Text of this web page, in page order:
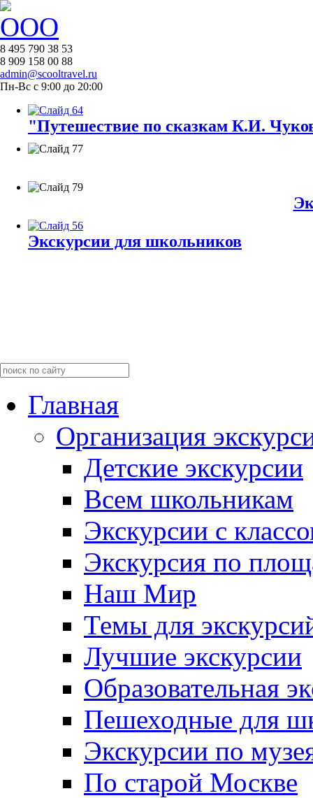
8 495 790 38 53
8 909 158 00 88
admin@scooltravel.ru
Пн-Вс с 9:00 до 20:00
"Путешествие по сказкам К.И.
Экскурсии для школьников
Главная
Организация
Детские экскурсии
Всем школьникам
Экскурсии c
Экскурсия по
Наш Мир
Темы для
Лучшие экскурсии
Образовательная
Пешеходные для
Экскурсии по
По старой Москве